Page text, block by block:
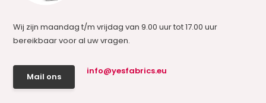
Wij zijn maandag t/m vrijdag van 9.00 uur tot 17.00 uur
bereikbaar voor al uw vragen.
Mail ons
info@yesfabrics.eu